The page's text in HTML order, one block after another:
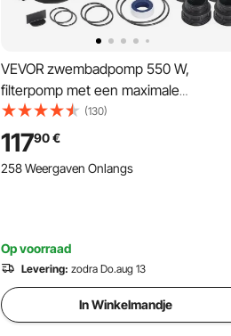
VEVOR zwembadpomp 550 W,
filterpomp met een maximale
doorstroomsnelheid van 14.000 l/u,
eentraps zwembadpomp, 3450 tpm,
maximale opvoerhoogte van 12 m, met
24-uurs timer en filtermand, voor
(130)
11790€
258 Weergaven Onlangs
Op voorraad
Levering: zodra Do.aug 13
In Winkelmandje